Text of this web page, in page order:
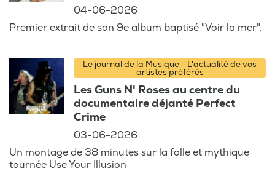
04-06-2026
Premier extrait de son 9e album baptisé "Voir la mer".
Le journal de la Musique - L'actualité de vos
artistes préférés
Les Guns N' Roses au centre du
documentaire déjanté Perfect
Crime
03-06-2026
Un montage de 38 minutes sur la folle et mythique
tournée Use Your Illusion